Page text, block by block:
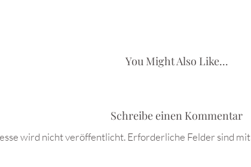
You Might Also Like...
Schreibe einen Kommentar
wird nicht veröffentlicht.Erforderliche Felder sind mit